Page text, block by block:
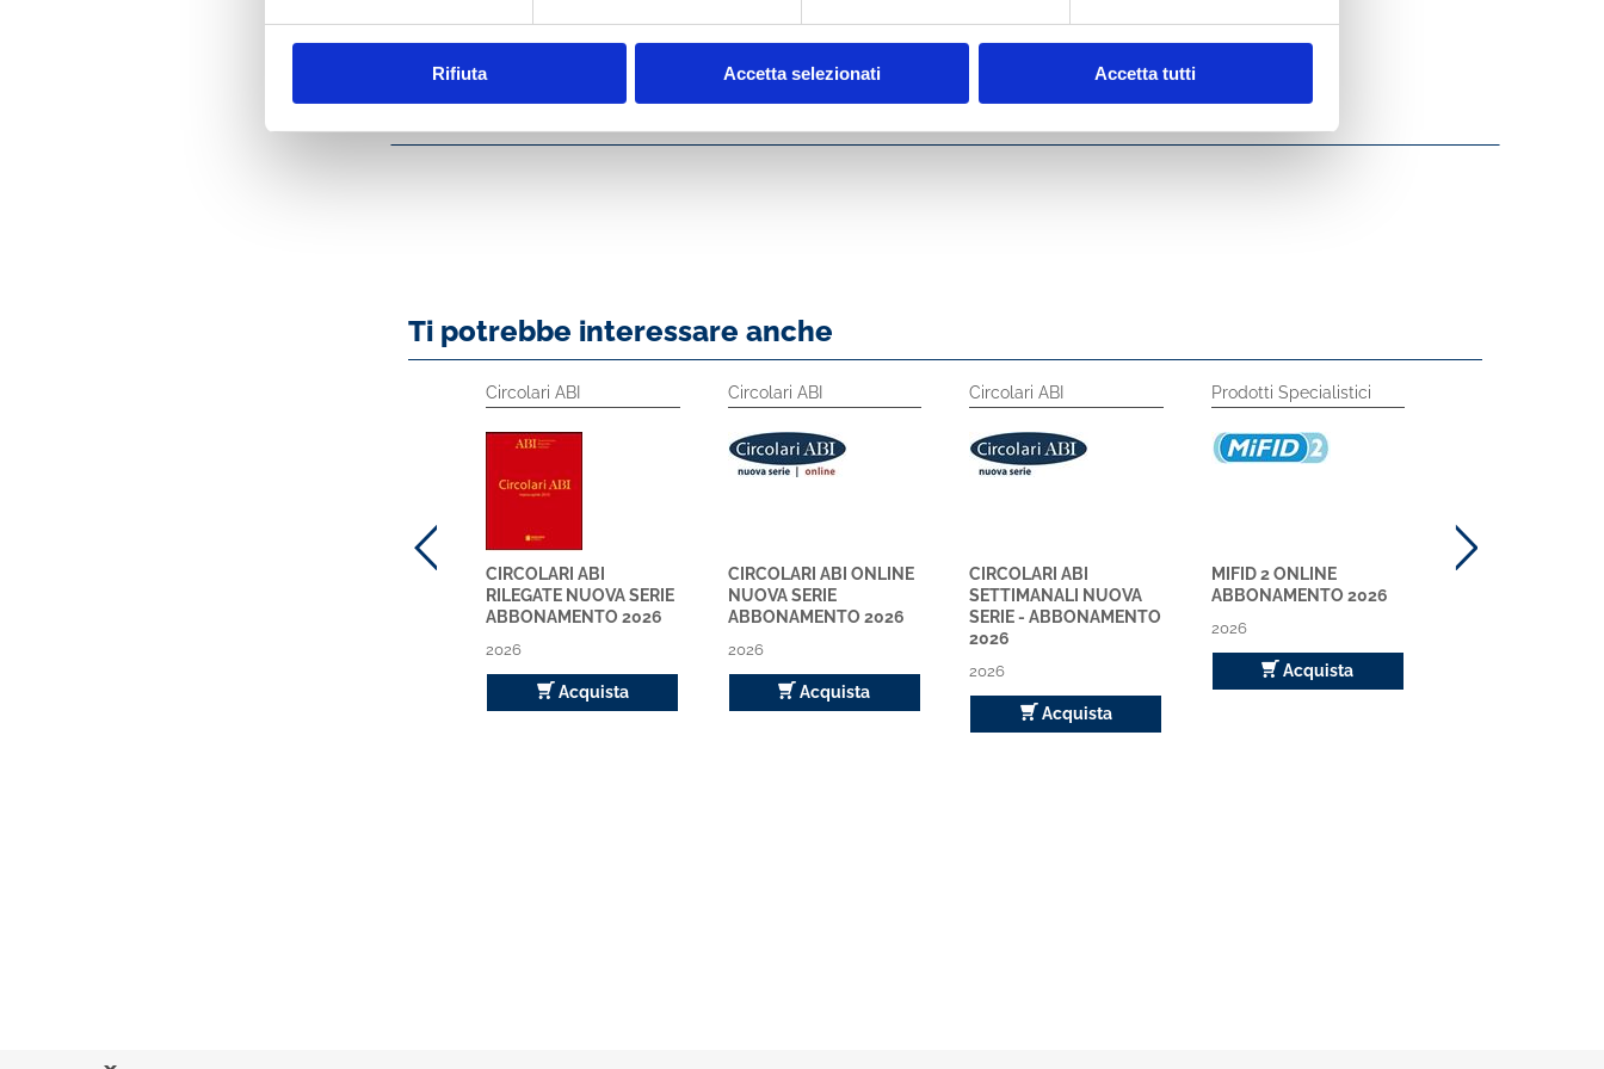
Rifiuta Accetta selezionati Accetta tutti
Ti potrebbe interessare anche
CIRCOLARI ABI
Prodotti Specialistici
MIFID 2 ONLINE
ABBONAMENTO 2026
2026
Acquista
Circolari ABI
CIRCOLARI ABI
SETTIMANALI NUOVA
SERIE - ABBONAMENTO
2026
2026
Acquista
Circolari ABI
CIRCOLARI ABI ONLINE
NUOVA SERIE
ABBONAMENTO 2026
2026
Acquista
Circolari ABI
CIRCOLARI ABI
RILEGATE NUOVA SERIE
ABBONAMENTO 2026
2026
Acquista